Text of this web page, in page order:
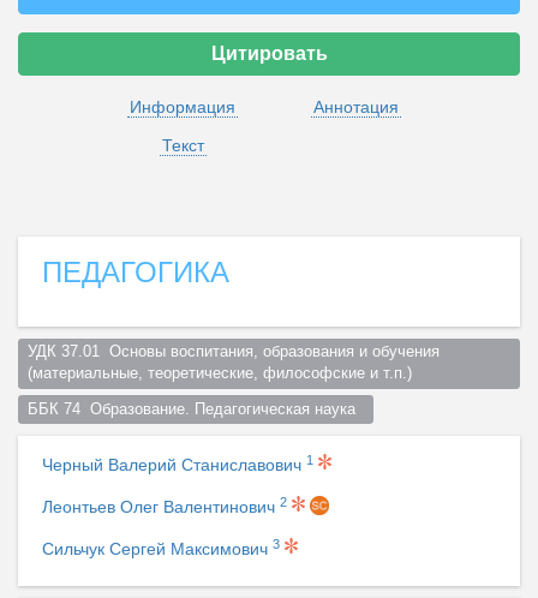
Цитировать
Информация
Аннотация
Текст
ПЕДАГОГИКА
УДК 37.01  Основы воспитания, образования и обучения
(материальные, теоретические, философские и т.п.)
ББК 74  Образование. Педагогическая наука
Черный Валерий Станиславович 1
Леонтьев Олег Валентинович 2
Сильчук Сергей Максимович 3